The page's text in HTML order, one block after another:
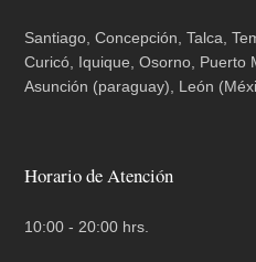
Santiago, Concepción, Talca,
Curicó, Iquique, Osorno, Puerto
Asunción (paraguay), León
Horario de Atención
10:00 - 20:00 hrs.